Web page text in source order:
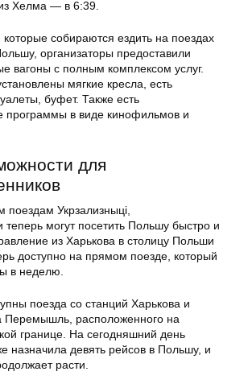
Хелма — в 6:39.
собираются ездить на поездах
организаторы предоставили
вагоны с полным комплексом услуг.
мягкие кресла, есть
буфет. Также есть
программы в виде кинофильмов и
для
поездам Укрзализныці,
теперь могут посетить Польшу быстро и
из Харькова в столицу Польши
доступно на прямом поезде, который
в неделю.
поезда со станций Харькова и
Перемышль, расположенного на
границе. На сегодняшний день
назначила девять рейсов в Польшу, и
расти.